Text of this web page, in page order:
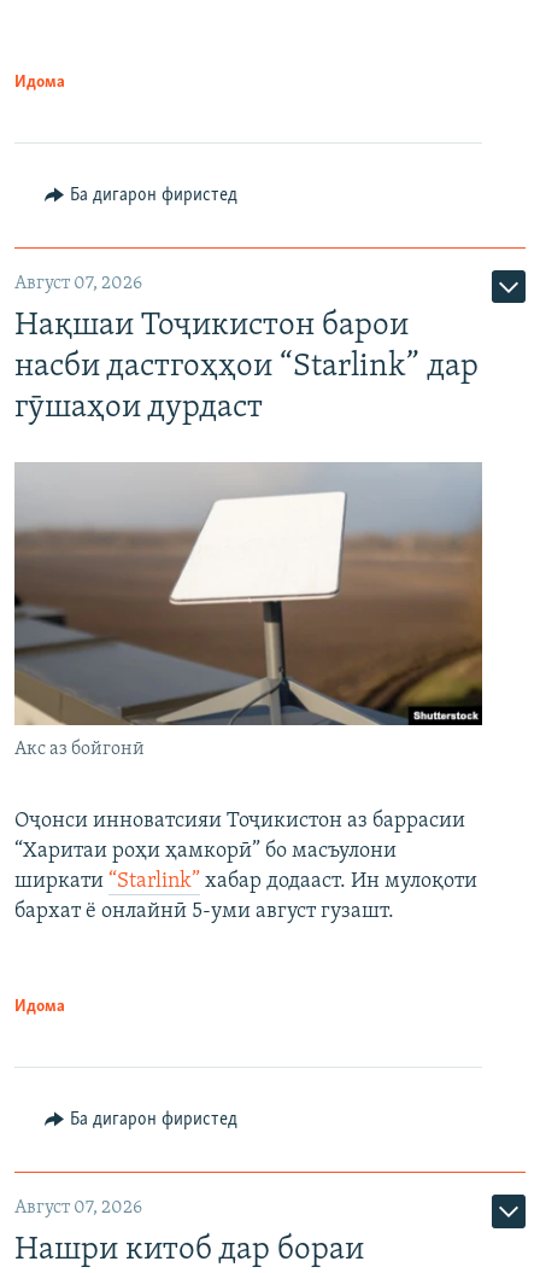
Идома
Ба дигарон фиристед
Август 07, 2026
Нақшаи Тоҷикистон барои
насби дастгоҳҳои “Starlink” дар
гӯшаҳои дурдаст
Акс аз бойгонӣ
Оҷонси инноватсияи Тоҷикистон аз баррасии
“Харитаи роҳи ҳамкорӣ” бо масъулони
ширкати “Starlink” хабар додааст. Ин мулоқоти
бархат ё онлайнӣ 5-уми август гузашт.
Идома
Ба дигарон фиристед
Август 07, 2026
Нашри китоб дар бораи